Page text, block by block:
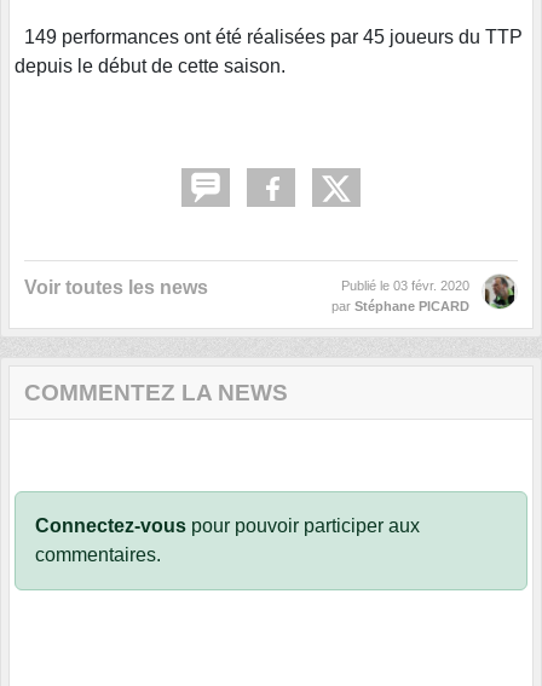
149 performances ont été réalisées par 45 joueurs du TTP
depuis le début de cette saison.
Voir toutes les news Publié le 03 févr. 2020
par Stéphane PICARD
COMMENTEZ LA NEWS
Connectez-vous pour pouvoir participer aux
commentaires.